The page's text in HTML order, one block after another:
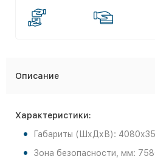
Описание
Характеристики:
Габариты (ШхДхВ):
Зона безопасности, мм: